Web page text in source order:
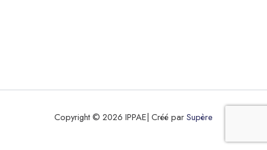
Copyright © 2026 IPPAE| Créé parSupère